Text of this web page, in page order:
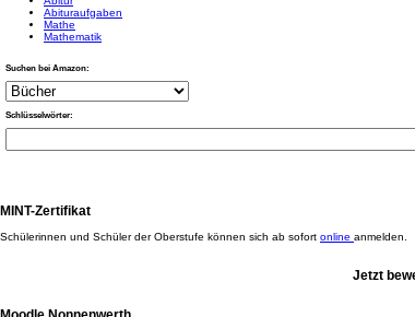
Abituraufgaben
Mathe
Mathematik
Suchen bei Amazon:
Schlüsselwörter:
MINT-Zertifikat
Schülerinnen und Schüler der Oberstufe können sich ab sofort online anmelden.
Jetzt bewerben !